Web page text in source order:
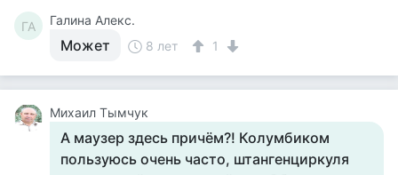
ГА Галина Алекс.
Может 8 лет 1
Михаил Тымчук
А маузер здесь причём?! Колумбиком
пользуюсь очень часто, штангенциркуля